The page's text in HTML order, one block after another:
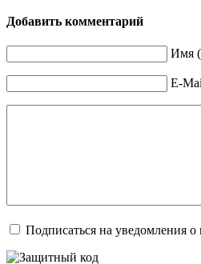
Добавить комментарий
Имя
E-
Подписаться на уведомления